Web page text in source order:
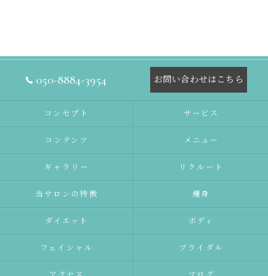
050-8884-3954 お問い合わせはこちら
コンセプト サービス
コンテンツ メニュー
ギャラリー リクルート
当サロンの特徴 痩身
ダイエット ボディ
フェイシャル ブライダル